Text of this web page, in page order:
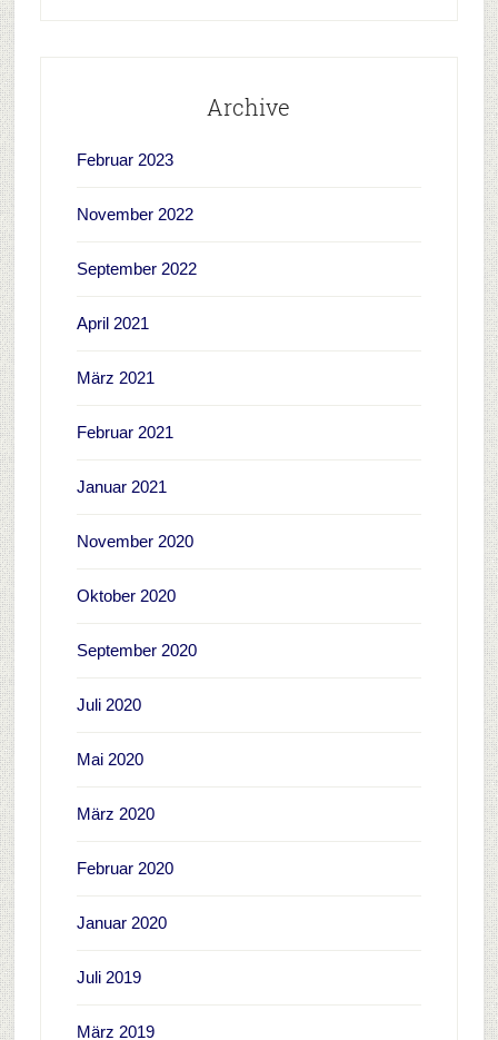
Archive
Februar 2023
November 2022
September 2022
April 2021
März 2021
Februar 2021
Januar 2021
November 2020
Oktober 2020
September 2020
Juli 2020
Mai 2020
März 2020
Februar 2020
Januar 2020
Juli 2019
März 2019